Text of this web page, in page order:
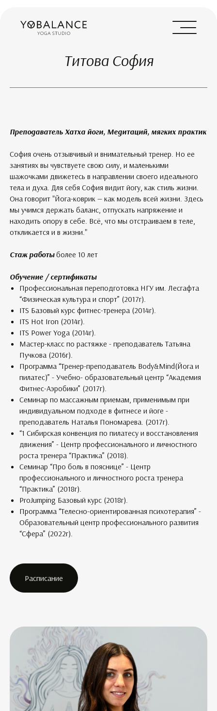
Титова София
Преподаватель Хатха йоги, Медитаций, мягких практик
София очень отзывчивый и внимательный тренер. Но ее
занятиях вы чувствуете свою силу, и маленькими
шажочками движетесь в направлении своего идеального
тела и духа. Для себя София видит йогу, как стиль жизни.
Она говорит "Йога-коврик — как модель всей жизни. Здесь
мы учимся держать баланс, отпускать напряжение и
находить опору в себе. Всё, что мы отстраиваем в теле,
откликается и в жизни."
Стаж работыболее 10 лет
Обучение / сертификаты
Профессиональная переподготовка НГУ им. Лесгафта
“Физическая культура и спорт” (2017г).
ITS Базовый курс фитнес-тренера (2014г).
ITS Hot Iron (2014г).
ITS Power Yoga (2014г).
Мастер-класс по растяжке - преподаватель Татьяна
Пучкова (2016г).
Программа “Тренер-преподаватель Body&Mind(Йога и
пилатес)” - Учебно- образовательный центр “Академия
Фитнес-Аэробики” (2017г).
Семинар по массажным приемам, применимым при
индивидуальном подходе в фитнесе и йоге -
преподаватель Наталья Пономарева. (2017г).
“1 Сибирская конвенция по пилатесу и восстановления
движения” - Центр профессионального и личностного
роста тренера “Практика” (2018).
Семинар “Про боль в пояснице” - Центр
профессионального и личностного роста тренера
“Практика” (2018г).
ProJumping Базовый курс (2018г).
Программа “Телесно-ориентированная психотерапия” -
Образовательный центр профессионального развития
“Сфера” (2022г).
Расписание